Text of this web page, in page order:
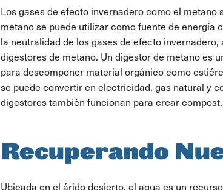
Los gases de efecto invernadero como el
metano se puede utilizar como fuente de energía
la neutralidad de los gases de efecto
digestores de metano. Un digestor de metano es
para descomponer material orgánico como
se puede convertir en electricidad, gas natural y
digestores también funcionan para crear
Recuperando
Ubicada en el árido desierto, el agua es un